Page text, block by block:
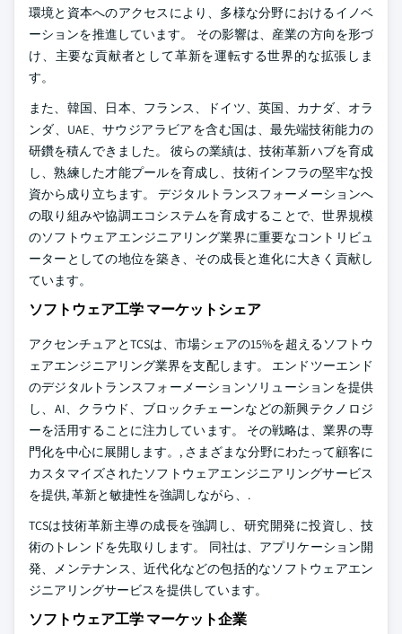
環境と資本へのアクセスにより、多様な分野におけるイノベ
ーションを推進しています。 その影響は、産業の方向を形づ
け、主要な貢献者として革新を運転する世界的な拡張しま
す。
また、韓国、日本、フランス、ドイツ、英国、カナダ、オラ
ンダ、UAE、サウジアラビアを含む国は、最先端技術能力の
研鑽を積んできました。 彼らの業績は、技術革新ハブを育成
し、熟練した才能プールを育成し、技術インフラの堅牢な投
資から成り立ちます。 デジタルトランスフォーメーションへ
の取り組みや協調エコシステムを育成することで、世界規模
のソフトウェアエンジニアリング業界に重要なコントリビュ
ーターとしての地位を築き、その成長と進化に大きく貢献し
ています。
ソフトウェア工学 マーケットシェア
アクセンチュアとTCSは、市場シェアの15%を超えるソフトウ
ェアエンジニアリング業界を支配します。 エンドツーエンド
のデジタルトランスフォーメーションソリューションを提供
し、AI、クラウド、ブロックチェーンなどの新興テクノロジ
ーを活用することに注力しています。 その戦略は、業界の専
門化を中心に展開します。, さまざまな分野にわたって顧客に
カスタマイズされたソフトウェアエンジニアリングサービス
を提供, 革新と敏捷性を強調しながら、.
TCSは技術革新主導の成長を強調し、研究開発に投資し、技
術のトレンドを先取りします。 同社は、アプリケーション開
発、メンテナンス、近代化などの包括的なソフトウェアエン
ジニアリングサービスを提供しています。
ソフトウェア工学 マーケット企業